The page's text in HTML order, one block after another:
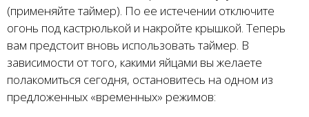
(применяйте таймер). По ее истечении отключите
огонь под кастрюлькой и накройте крышкой. Теперь
вам предстоит вновь использовать таймер. В
зависимости от того, какими яйцами вы желаете
полакомиться сегодня, остановитесь на одном из
предложенных «временных» режимов: